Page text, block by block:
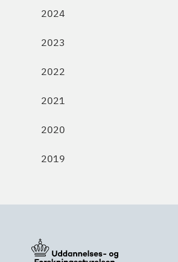
2024
2023
2022
2021
2020
2019